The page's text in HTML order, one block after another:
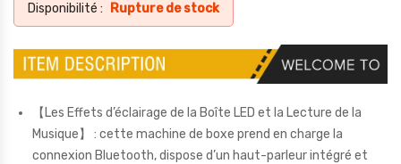
Disponibilité : Rupture de stock
【Les Effets d’éclairage de la Boîte LED et la Lecture de la
Musique】 : cette machine de boxe prend en charge la
connexion Bluetooth, dispose d’un haut-parleur intégré et